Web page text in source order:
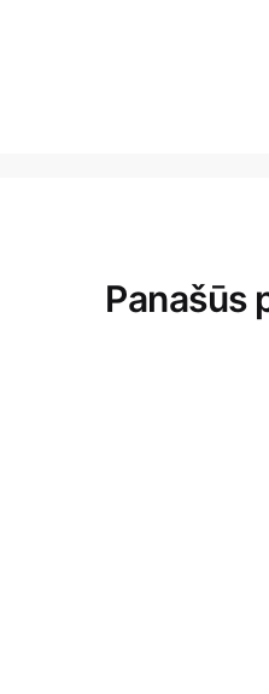
Panašūs